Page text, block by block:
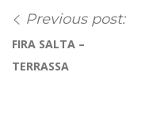
Previous post:
FIRA SALTA –
TERRASSA